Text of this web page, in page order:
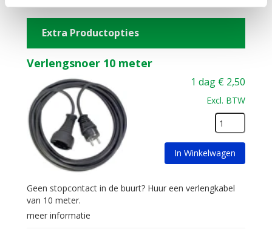
Extra Productopties
Verlengsnoer 10 meter
1 dag € 2,50
Excl. BTW
In Winkelwagen
Geen stopcontact in de buurt? Huur een verlengkabel
van 10 meter.
meer informatie